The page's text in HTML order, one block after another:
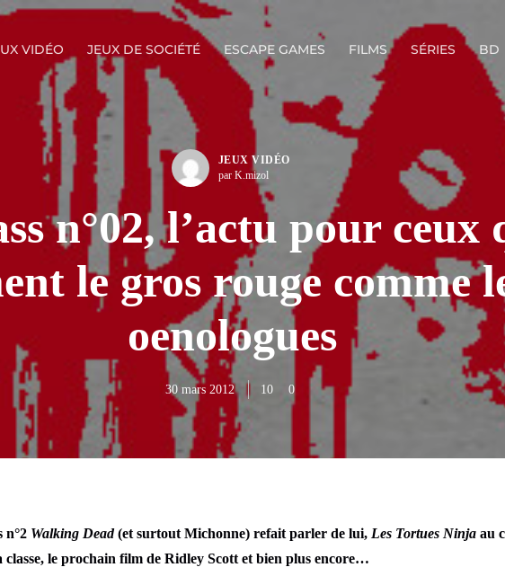
VIDÉO JEUX DE SOCIÉTÉ ESCAPE GAMES FILMS SÉRIES BD
JEUX VIDÉO
par K.mizol
n°02, l’actu pour ceux
le gros rouge comme
oenologues
30 mars 2012 10 0
n°2 Walking Dead(et surtout Michonne) refait parler de lui, Les Tortues Ninja au
classe, le prochain film de Ridley Scott et bien plus encore…